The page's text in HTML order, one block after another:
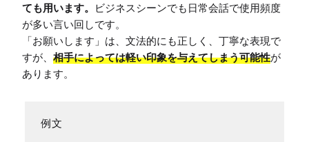
ても用います。
ビジネスシーンでも日常会話で使用頻度
が多い言い回しです。
「お願いします」は、文法的にも正しく、丁寧な表現で
すが、 相手によっては軽い印象を与えてしまう可能性が